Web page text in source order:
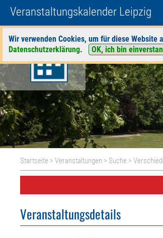
Veranstaltungskalender Leipzig
Wir verwenden Cookies, um für diese
Datenschutzerklärung. OK, ich bin
Startseite >Veranstaltungen > Suche >
Veranstaltungsdetails